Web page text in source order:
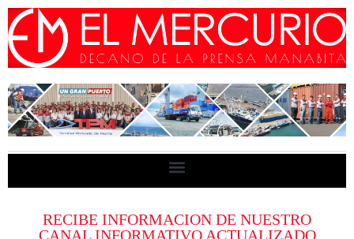
RECIBE INFORMACION DE NUESTRO
CANAL INFORMATIVO ACTUALIZADO